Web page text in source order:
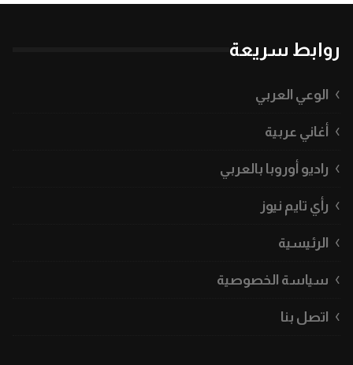
روابط سريعة
الوعي العربي
أغاني عربية
راديو أوروبا بالعربي
رأي تايم نيوز
الرئيسية
سياسة الخصوصية
اتصل بنا